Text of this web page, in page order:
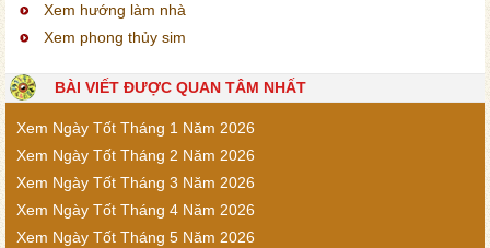
Xem hướng làm nhà
Xem phong thủy sim
BÀI VIẾT ĐƯỢC QUAN TÂM NHẤT
Xem Ngày Tốt Tháng 1 Năm 2026
Xem Ngày Tốt Tháng 2 Năm 2026
Xem Ngày Tốt Tháng 3 Năm 2026
Xem Ngày Tốt Tháng 4 Năm 2026
Xem Ngày Tốt Tháng 5 Năm 2026